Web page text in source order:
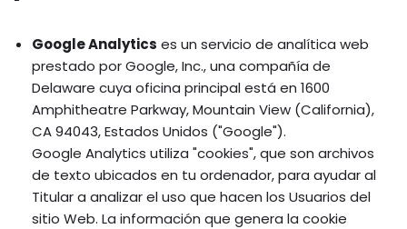
Google Analytics es un servicio de analítica web
prestado por Google, Inc., una compañía de
Delaware cuya oficina principal está en 1600
Amphitheatre Parkway, Mountain View (California),
CA 94043, Estados Unidos ("Google").
Google Analytics utiliza "cookies", que son archivos
de texto ubicados en tu ordenador, para ayudar al
Titular a analizar el uso que hacen los Usuarios del
sitio Web. La información que genera la cookie